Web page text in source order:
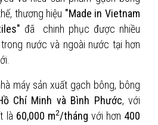
thương hiệu "Made in Vietnam
đã chinh phục được nhiều
nước và ngoài nước tại hơn
máy sản xuất gạch bông, bông
Chí Minh và Bình Phước, với
là 60,000 m2/tháng với hơn 400